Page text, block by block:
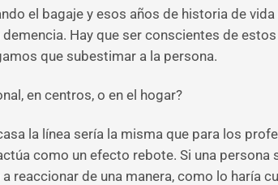
el bagaje y esos años de historia de
Hay que ser conscientes de
que subestimar a la persona.
en centros, o en el hogar?
la línea sería la misma que para los
como un efecto rebote. Si una
reaccionar de una manera, como lo haría